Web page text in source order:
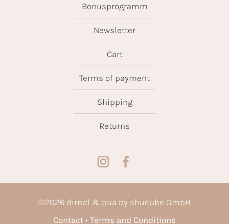
Bonusprogramm
Newsletter
Cart
Terms of payment
Shipping
Returns
©2026 dirndl & bua by shucube GmbH
Contact
Terms and Conditions